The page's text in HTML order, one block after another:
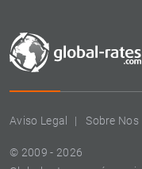
Aviso Legal Sobre Nos
© 2009 - 2026